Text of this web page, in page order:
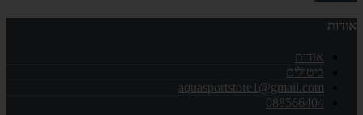
אודות
אודות
ביטולים
aquasportstore1@gmail.com
088566404